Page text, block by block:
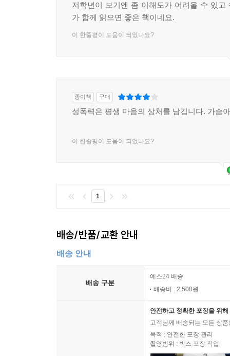
저학년이 보기엔 좀 이해도가 어려울 수 있고
가 함께 읽으면 좋은 책이네요.
이 한줄평이 도움이 되었나요?
종이책 구매
성폭력은 평생 마음의 상처를 남깁니다. 가슴
이 한줄평이 도움이 되었나요?
1
배송/반품/교환 안내
배송 안내
배송 구분
예스24 배송
배송비 : 2,500원
안전하고 정확한 포장을 위
고객님께 배송되는 모든 상
목적 : 안전한 포장 관리
촬영범위 : 박스 포장 작업